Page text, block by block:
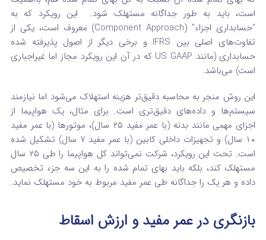
است، باید به طور جداگانه مستهلک شود.
این رویکرد که به
“حسابداری اجزاء” (Component Approach) معروف است، یکی از
تفاوت‌های اصلی بین IFRS و برخی دیگر از اصول پذیرفته شده
حسابداری (مانند US GAAP که در آن این رویکرد مجاز اما غیراجباری
است) می‌باشد.
این روش منجر به محاسبه دقیق‌تر هزینه استهلاک می‌شود اما نیازمند
سیستم‌ها و داده‌های دقیق‌تری است. برای مثال، یک هواپیما از
اجزای مهمی مانند بدنه (با عمر مفید ۲۵ سال)، موتورها (با عمر مفید
۱۰ سال) و تجهیزات داخلی کابین (با عمر مفید ۷ سال) تشکیل شده
است. تحت این رویکرد، شرکت نمی‌تواند کل هواپیما را طی ۲۵ سال
مستهلک کند، بلکه باید بهای تمام شده را به این سه جزء تخصیص
داده و هر یک را جداگانه طی عمر مفید مربوط به خود مستهلک نماید.
بازنگری در عمر مفید و ارزش اسقاط